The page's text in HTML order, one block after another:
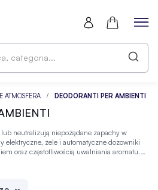
ATMOSFERA DEODORANTI PER AMBIENTI
neutralizują niepożądane zapachy w
elektryczne, żele i automatyczne dozowniki
oraz częstotliwością uwalniania aromatu.
Pharm produkty zapachowe do domu,